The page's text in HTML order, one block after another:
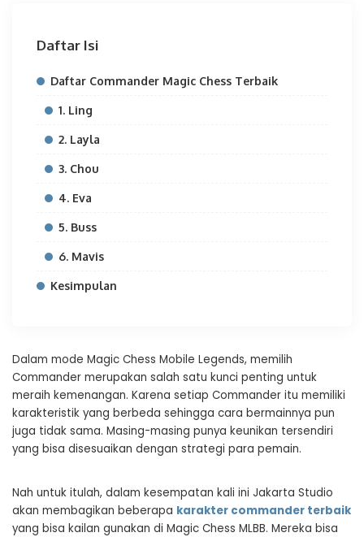
Daftar Isi
Daftar Commander Magic Chess Terbaik
1. Ling
2. Layla
3. Chou
4. Eva
5. Buss
6. Mavis
Kesimpulan
Dalam mode Magic Chess Mobile Legends, memilih
Commander merupakan salah satu kunci penting untuk
meraih kemenangan. Karena setiap Commander itu memiliki
karakteristik yang berbeda sehingga cara bermainnya pun
juga tidak sama. Masing-masing punya keunikan tersendiri
yang bisa disesuaikan dengan strategi para pemain.
Nah untuk itulah, dalam kesempatan kali ini Jakarta Studio
akan membagikan beberapa karakter commander terbaik
yang bisa kailan gunakan di Magic Chess MLBB. Mereka bisa